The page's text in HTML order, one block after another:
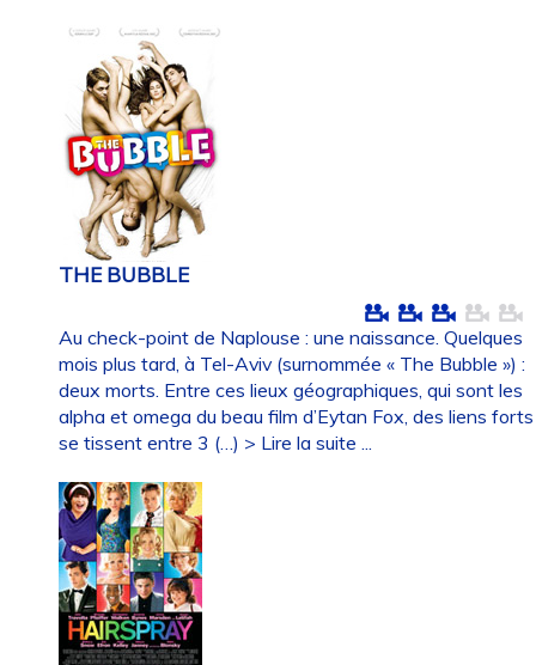
THE BUBBLE
Au check-point de Naplouse : une naissance. Quelques
mois plus tard, à Tel-Aviv (surnommée « The Bubble ») :
deux morts. Entre ces lieux géographiques, qui sont les
alpha et omega du beau film d’Eytan Fox, des liens forts
se tissent entre 3 (…) > Lire la suite ...